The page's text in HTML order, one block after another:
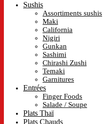
Sushis
Assortiments sushis
Maki
California
Nigiri
Gunkan
Sashimi
Chirashi Zushi
Temaki
Garnitures
Entrées
Finger Foods
Salade / Soupe
Plats Thaï
Plats Chauds